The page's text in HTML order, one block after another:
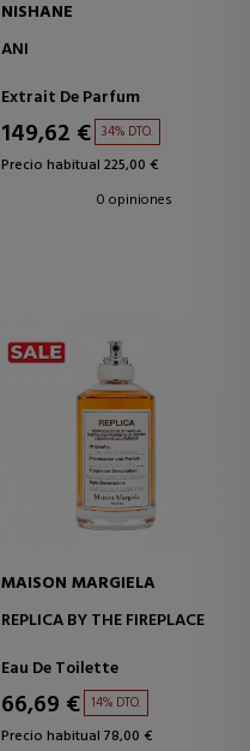
NISHANE
ANI
Extrait De Parfum
149,62 € 34% DTO.
Precio habitual 225,00 €
0 opiniones
MAISON MARGIELA
REPLICA BY THE FIREPLACE
Eau De Toilette
66,69 € 14% DTO.
Precio habitual 78,00 €